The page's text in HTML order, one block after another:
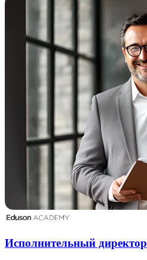
Исполнительный директор